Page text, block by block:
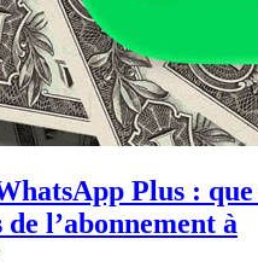
Plus :
de l’abonnement à